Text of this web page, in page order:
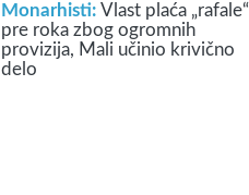
Monarhisti: Vlast plaća „rafale“
pre roka zbog ogromnih
provizija, Mali učinio krivično
delo